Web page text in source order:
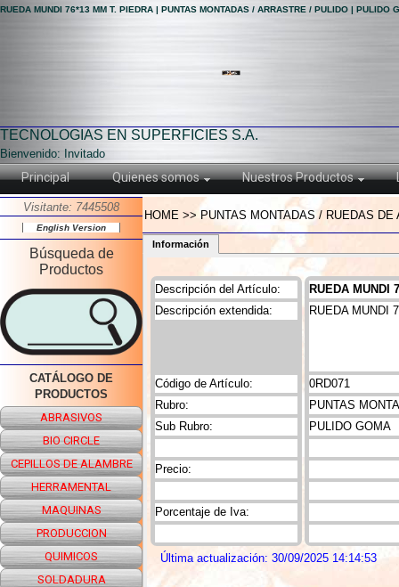
RUEDA MUNDI 76*13 MM T. PIEDRA | PUNTAS MONTADAS / ARRASTRE / PULIDO | PULIDO
TECNOLOGIAS EN SUPERFICIES S.A.
Bienvenido: Invitado
Principal Quienes somos Nuestros Productos
Visitante: 7445508
English Version
Búsqueda de
Productos
CATÁLOGO DE
PRODUCTOS
ABRASIVOS
BIO CIRCLE
CEPILLOS DE ALAMBRE
HERRAMENTAL
MAQUINAS
PRODUCCION
QUIMICOS
SOLDADURA
HOME >> PUNTAS MONTADAS / RUEDAS
Información
Descripción del Artículo:
Código de Artículo:
Rubro:
Sub Rubro:
Precio:
Descripción extendida:
Porcentaje de Iva:
RUEDA MUNDI
0RD071
PUNTAS
PULIDO GOMA
RUEDA MUNDI
Última actualización: 30/09/2025 14:14:53